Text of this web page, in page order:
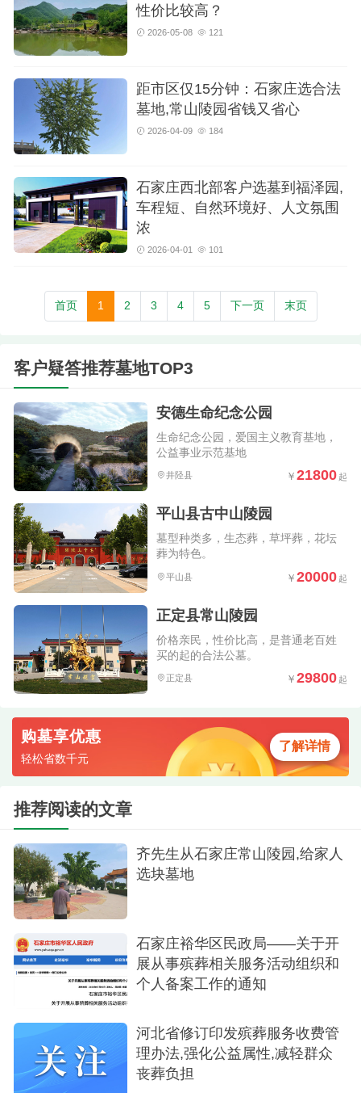
性价比较高？
2026-05-08 121
距市区仅15分钟：石家庄选合法
墓地,常山陵园省钱又省心
2026-04-09 184
石家庄西北部客户选墓到福泽园,
车程短、自然环境好、人文氛围
浓
2026-04-01 101
首页 1 2 3 4 5 下一页 末页
客户疑答推荐墓地TOP3
安德生命纪念公园
生命纪念公园，爱国主义教育基地，
公益事业示范基地
井陉县 21800
平山县古中山陵园
墓型种类多，生态葬，草坪葬，花坛
葬为特色。
平山县 20000
正定县常山陵园
价格亲民，性价比高，是普通老百姓
买的起的合法公墓。
正定县 29800
购墓享优惠
轻松省数千元
了解详情
推荐阅读的文章
齐先生从石家庄常山陵园,给家人
选块墓地
石家庄裕华区民政局——关于开
展从事殡葬相关服务活动组织和
个人备案工作的通知
河北省修订印发殡葬服务收费管
理办法,强化公益属性,减轻群众
丧葬负担